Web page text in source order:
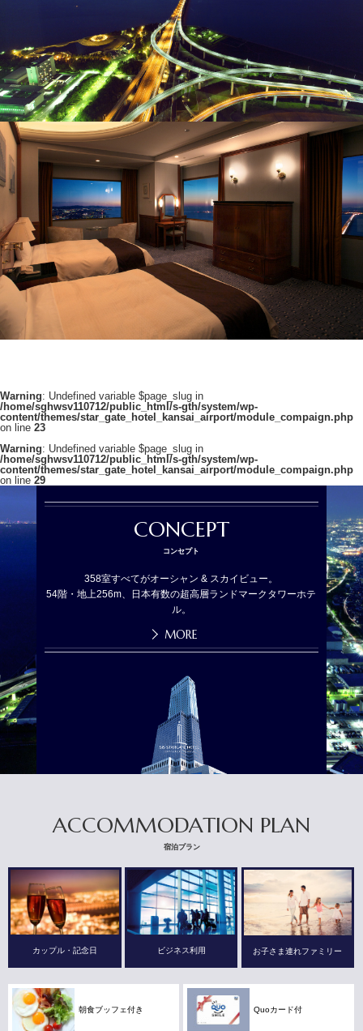
Warning: Undefined variable $page_slug in
/home/sghwsv110712/public_html/s-gth/system/wp-
content/themes/star_gate_hotel_kansai_airport/module_compaign.php
on line 23
Warning: Undefined variable $page_slug in
/home/sghwsv110712/public_html/s-gth/system/wp-
content/themes/star_gate_hotel_kansai_airport/module_compaign.php
on line 29
CONCEPT
コンセプト
358室すべてがオーシャン & スカイビュー。
54階・地上256m、日本有数の超高層ランドマークタワーホテ
ル。
MORE
ACCOMMODATION PLAN
宿泊プラン
カップル・記念日 ビジネス利用 お子さま連れファミリー
朝食ブッフェ付き Quoカード付